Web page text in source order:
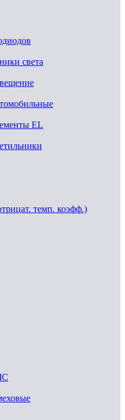
света
EL
темп. коэфф.)